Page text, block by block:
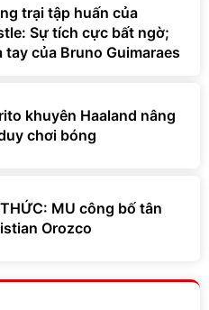
trại tập huấn của
Sự tích cực bất ngờ;
tay của Bruno Guimaraes
khuyên Haaland nâng
chơi bóng
MU công bố tân
Orozco